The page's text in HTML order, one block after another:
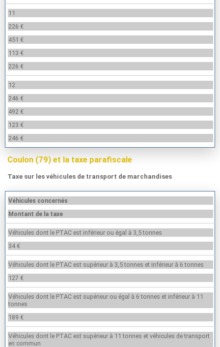
11
226 €
451 €
113 €
226 €
12
246 €
492 €
123 €
246 €
Coulon (79) et la taxe parafiscale
Taxe sur les véhicules de transport de marchandises
Véhicules concernés
Montant de la taxe
Véhicules dont le PTAC est inférieur ou égal à 3,5 tonnes
34 €
Véhicules dont le PTAC est supérieur à 3,5 tonnes et inférieur à 6 tonnes
127 €
Véhicules dont le PTAC est supérieur ou égal à 6 tonnes et inférieur à 11
tonnes
189 €
Véhicules dont le PTAC est supérieur à 11 tonnes et véhicules de transport
en commun